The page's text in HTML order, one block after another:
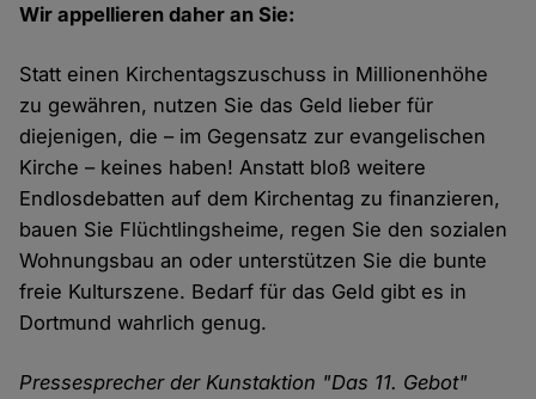
Wir appellieren daher an Sie:
Statt einen Kirchentagszuschuss in Millionenhöhe
zu gewähren, nutzen Sie das Geld lieber für
diejenigen, die – im Gegensatz zur evangelischen
Kirche – keines haben! Anstatt bloß weitere
Endlosdebatten auf dem Kirchentag zu finanzieren,
bauen Sie Flüchtlingsheime, regen Sie den sozialen
Wohnungsbau an oder unterstützen Sie die bunte
freie Kulturszene. Bedarf für das Geld gibt es in
Dortmund wahrlich genug.
Pressesprecher der Kunstaktion "Das 11. Gebot"